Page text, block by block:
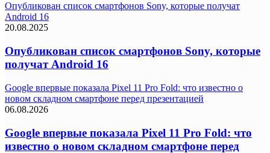
Опубликован список смартфонов Sony, которые получат
Android 16
20.08.2025
Опубликован список смартфонов Sony, которые
получат Android 16
Google впервые показала Pixel 11 Pro Fold: что известно о
новом складном смартфоне перед презентацией
06.08.2026
Google впервые показала Pixel 11 Pro Fold: что
известно о новом складном смартфоне перед